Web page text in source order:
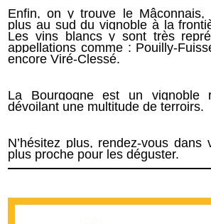
Enfin, on y trouve le Mâconnais,
plus au sud du vignoble à la
Les vins blancs y sont très
appellations comme : Pouilly-
encore Viré-Clessé.
La Bourgogne est un vignoble
dévoilant une multitude de terroirs.
N’hésitez plus, rendez-vous dans
plus proche pour les déguster.